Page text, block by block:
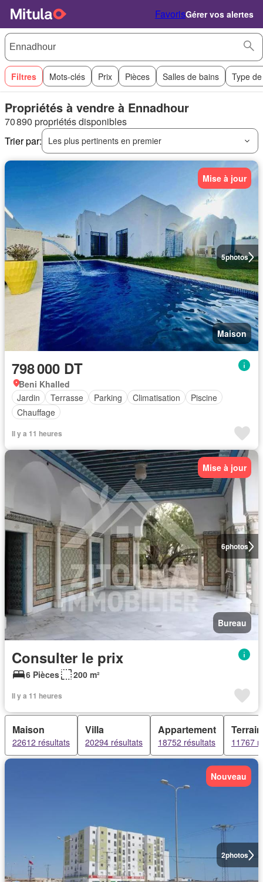
FavorisGérer vos alertes
Filtres Mots-clés Prix Pièces Salles de bains Type
Propriétés à vendre à Ennadhour
70 890 propriétés disponibles
Trier par:
Les plus pertinents en premier
5photos
Mise à jour
Maison
798 000 DT
Beni Khalled
Jardin
Terrasse Parking Climatisation
Piscine
Chauffage
Il y a 11 heures
6photos
Mise à jour
Bureau
Consulter le prix
6 Pièces 200 m²
Il y a 11 heures
Maison
22612 résultats
Villa
20294 résultats
Appartement
18752 résultats
Terrain
11767
2photos
Nouveau